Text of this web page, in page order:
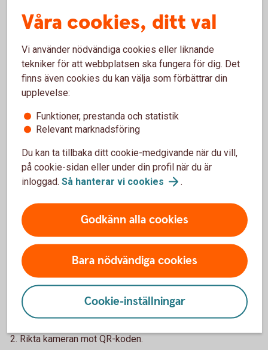
Enklare betalningar
betalningarna enklare och du kan swisha snabbare.
Du kan skanna andras QR-koder, visa din QR-kod och
skapa en egen.
Swish med QR-kod och instruktionsfilmer
Skanna QR-kod
När du skannar en QR-kod slipper du knappa in personens
telefon- eller Swish-nummer. Följ stegen:
Tryck på knappen “Skanna”.
Rikta kameran mot QR-koden.
Våra cookies, ditt val
Vi använder nödvändiga cookies eller liknande
tekniker för att webbplatsen ska fungera för dig. Det
finns även cookies du kan välja som förbättrar din
upplevelse:
Funktioner, prestanda och statistik
Relevant marknadsföring
Du kan ta tillbaka ditt cookie-medgivande när du vill,
på cookie-sidan eller under din profil när du är
inloggad. Så hanterar vi cookies .
Godkänn alla cookies
Bara nödvändiga cookies
Cookie-inställningar